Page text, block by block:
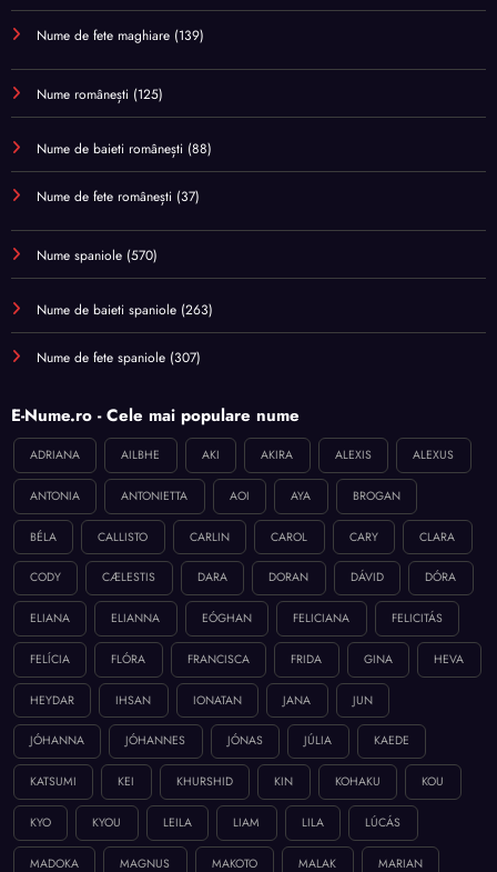
Nume de fete maghiare (139)
Nume românești (125)
Nume de baieti românești (88)
Nume de fete românești (37)
Nume spaniole (570)
Nume de baieti spaniole (263)
Nume de fete spaniole (307)
E-Nume.ro - Cele mai populare nume
ADRIANA AILBHE AKI AKIRA ALEXIS ALEXUS
ANTONIA ANTONIETTA AOI AYA BROGAN
BÉLA CALLISTO CARLIN CAROL CARY CLARA
CODY CÆLESTIS DARA DORAN DÁVID DÓRA
ELIANA ELIANNA EÓGHAN FELICIANA FELICITÁS
FELÍCIA FLÓRA FRANCISCA FRIDA GINA HEVA
HEYDAR IHSAN IONATAN JANA JUN
JÓHANNA JÓHANNES JÓNAS JÚLIA KAEDE
KATSUMI KEI KHURSHID KIN KOHAKU KOU
KYO KYOU LEILA LIAM LILA LÚCÁS
MADOKA MAGNUS MAKOTO MALAK MARIAN